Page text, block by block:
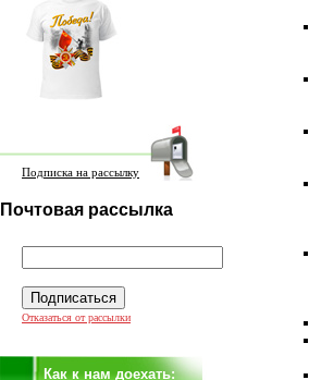
Подписка на рассылку
Почтовая рассылка
Отказаться от рассылки
Как к нам доехать: